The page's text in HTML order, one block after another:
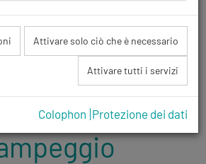
l'ora di darvi il benvenuto!
del
Attivare solo ciò che è necessario
Attivare tutti i servizi
Colophon Protezione dei dati